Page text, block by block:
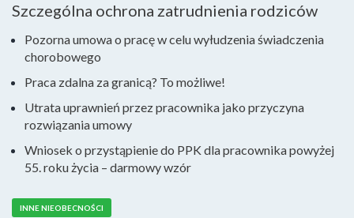
Szczególna ochrona zatrudnienia rodziców
Pozorna umowa o pracę w celu wyłudzenia świadczenia
chorobowego
Praca zdalna za granicą? To możliwe!
Utrata uprawnień przez pracownika jako przyczyna
rozwiązania umowy
Wniosek o przystąpienie do PPK dla pracownika powyżej
55. roku życia – darmowy wzór
INNE NIEOBECNOŚCI